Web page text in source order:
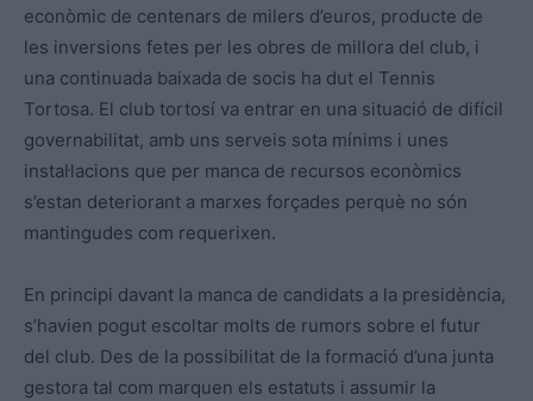
econòmic de centenars de milers d’euros, producte de
les inversions fetes per les obres de millora del club, i
una continuada baixada de socis ha dut el Tennis
Tortosa. El club tortosí va entrar en una situació de difícil
governabilitat, amb uns serveis sota mínims i unes
instal·lacions que per manca de recursos econòmics
s’estan deteriorant a marxes forçades perquè no són
mantingudes com requerixen.
En principi davant la manca de candidats a la presidència,
s’havien pogut escoltar molts de rumors sobre el futur
del club. Des de la possibilitat de la formació d’una junta
gestora tal com marquen els estatuts i assumir la